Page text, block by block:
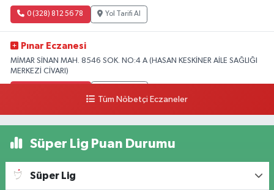
0 (328) 812 56 78 Yol Tarifi Al
Pınar Eczanesi
MİMAR SİNAN MAH. 8546 SOK. NO:4 A (HASAN KESKİNER AİLE SAĞLIĞI
MERKEZİ CİVARI)
Tüm Nöbetçi Eczaneler
Süper Lig Puan Durumu
Süper Lig